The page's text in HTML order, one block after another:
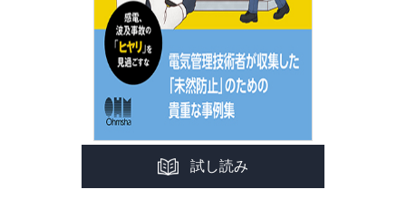
試し読み